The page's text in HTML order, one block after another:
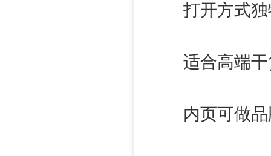
打开方式独
适合高端干
内页可做品